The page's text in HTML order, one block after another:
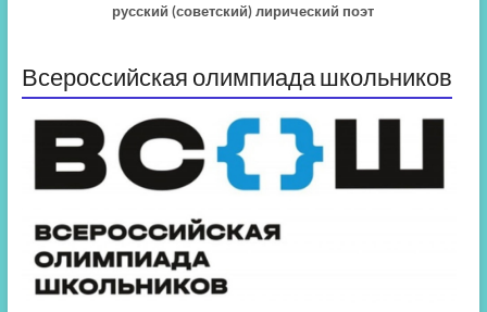
русский (советский) лирический поэт
Всероссийская олимпиада школьников